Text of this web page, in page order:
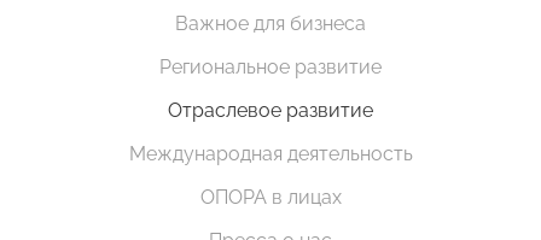
Важное для бизнеса
Региональное развитие
Отраслевое развитие
Международная деятельность
ОПОРА в лицах